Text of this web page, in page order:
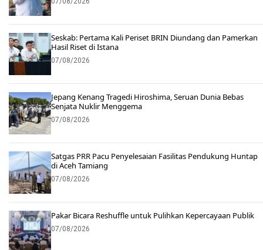
Seskab: Pertama Kali Periset BRIN Diundang dan Pamerkan
Hasil Riset di Istana
07/08/2026
Jepang Kenang Tragedi Hiroshima, Seruan Dunia Bebas
Senjata Nuklir Menggema
07/08/2026
Satgas PRR Pacu Penyelesaian Fasilitas Pendukung Huntap
di Aceh Tamiang
07/08/2026
Pakar Bicara Reshuffle untuk Pulihkan Kepercayaan Publik
07/08/2026